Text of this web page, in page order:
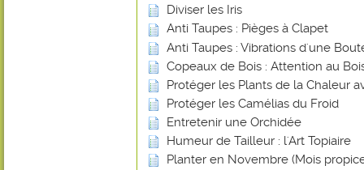
Diviser les Iris
Anti Taupes : Pièges à Clapet
Anti Taupes : Vibrations d'une
Copeaux de Bois : Attention au
Protéger les Plants de la Chaleur
Protéger les Camélias du Froid
Entretenir une Orchidée
Humeur de Tailleur : l'Art Topiaire
Planter en Novembre (Mois